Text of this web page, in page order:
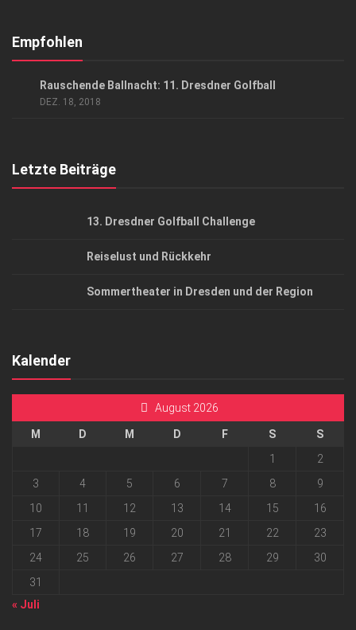
Kontakt, Impressum
Empfohlen
Rauschende Ballnacht: 11. Dresdner Golfball
DEZ. 18, 2018
Letzte Beiträge
13. Dresdner Golfball Challenge
Reiselust und Rückkehr
Sommertheater in Dresden und der Region
Kalender
August 2026
M D M D F S
S
1
2
3
4 5 6 7 8
9
10
11 12 13 14 15
16
17
18 19 20 21 22
23
24
25 26 27 28 29
30
31
« Juli